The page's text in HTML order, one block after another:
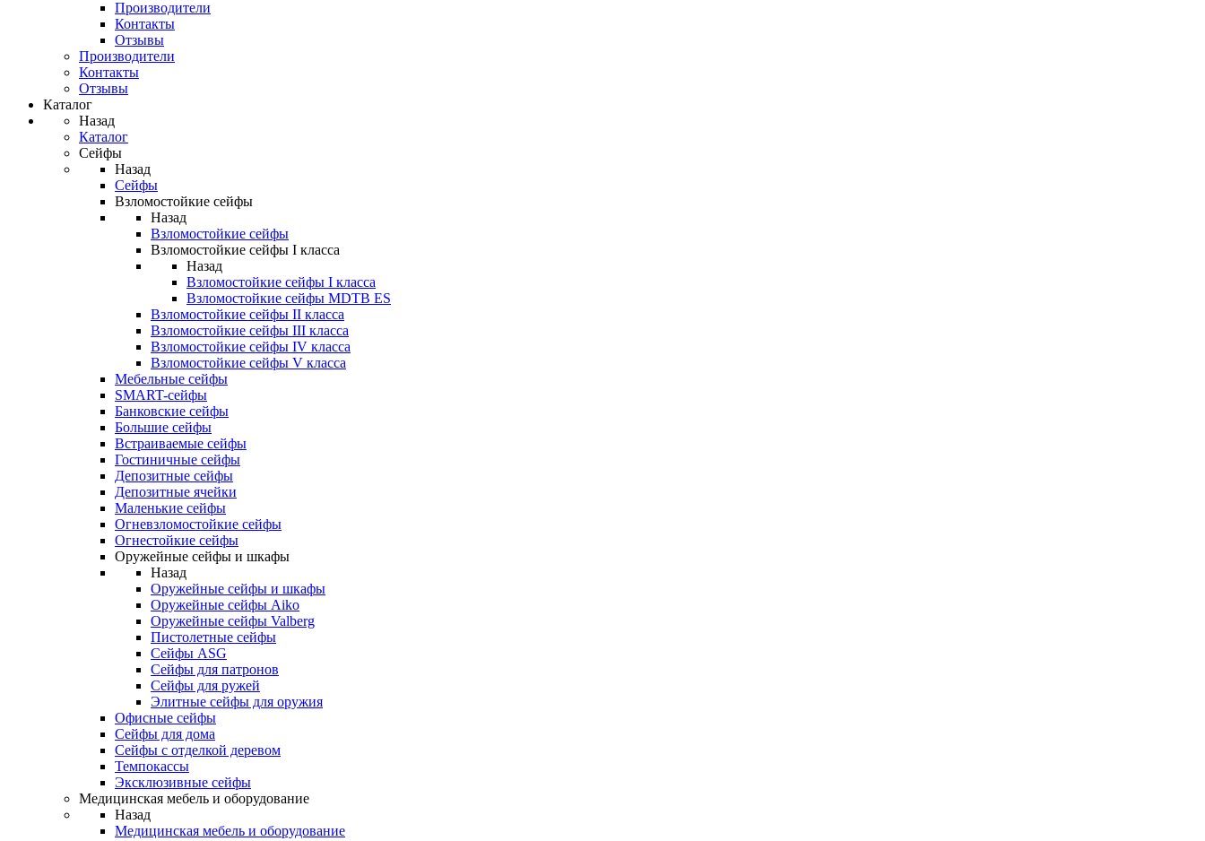
Производители
Контакты
Отзывы
Производители
Контакты
Отзывы
Каталог
Назад
Каталог
Сейфы
Назад
Сейфы
Взломостойкие сейфы
Назад
Взломостойкие сейфы
Взломостойкие сейфы I класса
Назад
Взломостойкие сейфы I класса
Взломостойкие сейфы MDTB ES
Взломостойкие сейфы II класса
Взломостойкие сейфы III класса
Взломостойкие сейфы IV класса
Взломостойкие сейфы V класса
Мебельные сейфы
SMART-сейфы
Банковские сейфы
Большие сейфы
Встраиваемые сейфы
Гостиничные сейфы
Депозитные сейфы
Депозитные ячейки
Маленькие сейфы
Огневзломостойкие сейфы
Огнестойкие сейфы
Оружейные сейфы и шкафы
Назад
Оружейные сейфы и шкафы
Оружейные сейфы Aiko
Оружейные сейфы Valberg
Пистолетные сейфы
Сейфы ASG
Сейфы для патронов
Сейфы для ружей
Элитные сейфы для оружия
Офисные сейфы
Сейфы для дома
Сейфы с отделкой деревом
Темпокассы
Эксклюзивные сейфы
Медицинская мебель и оборудование
Назад
Медицинская мебель и оборудование